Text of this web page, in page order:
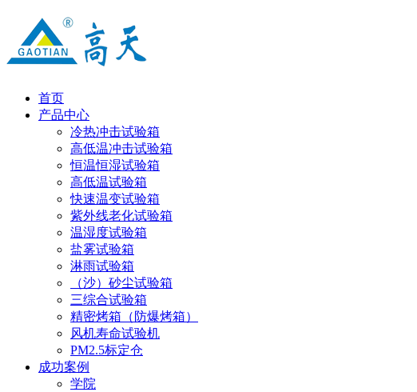
首页
产品中心
冷热冲击试验箱
高低温冲击试验箱
恒温恒湿试验箱
高低温试验箱
快速温变试验箱
紫外线老化试验箱
温湿度试验箱
盐雾试验箱
淋雨试验箱
（沙）砂尘试验箱
三综合试验箱
精密烤箱（防爆烤箱）
风机寿命试验机
PM2.5标定仓
成功案例
学院